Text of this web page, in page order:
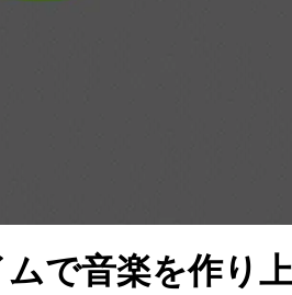
で音楽を作り